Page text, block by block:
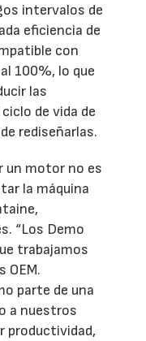
intervalos de
eficiencia de
con
100%, lo que
las
de vida de
rediseñarlas.
un motor no es
la máquina
“Los Demo
trabajamos
OEM.
parte de una
a nuestros
productividad,